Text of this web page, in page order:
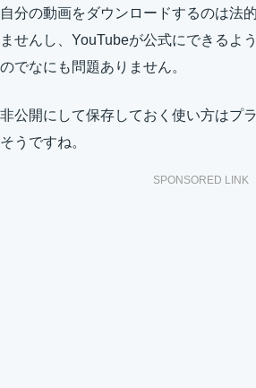
自分の動画をダウンロードするのは法
ませんし、YouTubeが公式にできるよ
のでなにも問題ありません。
非公開にして保存しておく使い方はプ
そうですね。
SPONSORED LINK